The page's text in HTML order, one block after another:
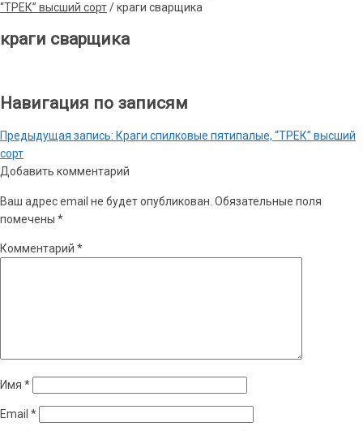
“ТРЕК” высший сорт/краги сварщика
краги сварщика
Навигация по записям
Предыдущая запись: Краги спилковые пятипалые, “ТРЕК” высший
сорт
Добавить комментарий
Ваш адрес email не будет опубликован. Обязательные поля
помечены *
Комментарий *
Имя *
Email *